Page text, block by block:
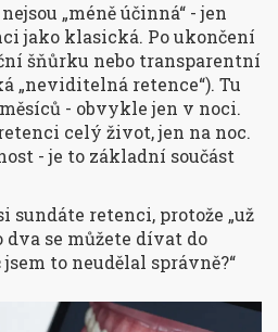
„méně účinná“ - jen
jako klasická. Po ukončení
šňůrku nebo transparentní
„neviditelná retence“). Tu
- obvykle jen v noci.
celý život, jen na noc.
- je to základní součást
sundáte retenci, protože „už
dva se můžete dívat do
jsem to neudělal správně?“